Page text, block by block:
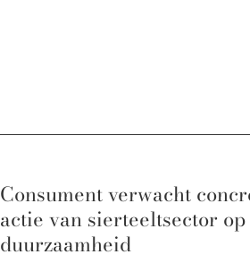
Consument verwacht
actie van sierteeltsector op
duurzaamheid